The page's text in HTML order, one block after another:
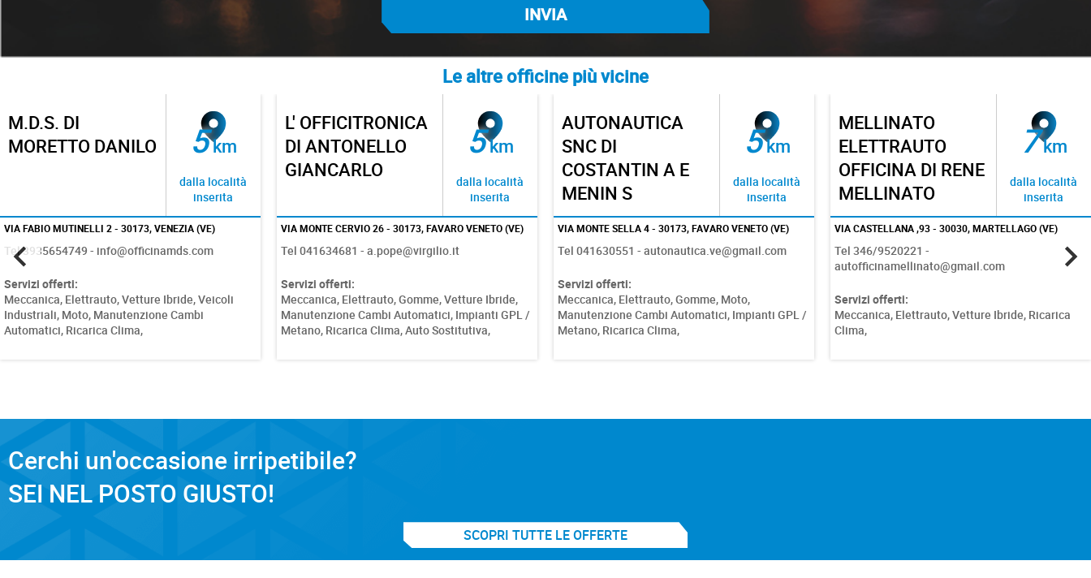
Le altre officine più vicine
M.D.S. DI
MORETTO DANILO
5km
dalla località
inserita
VIA FABIO MUTINELLI 2 - 30173, VENEZIA (VE)
Tel 3935654749 - info@officinamds.com
Servizi offerti:
Meccanica, Elettrauto,Vetture Ibride,Veicoli
Industriali, Moto, Manutenzione Cambi
Automatici, Ricarica Clima,
L' OFFICITRONICA
DI ANTONELLO
GIANCARLO
5km
dalla località
inserita
VIA MONTE CERVIO 26 - 30173, FAVARO VENETO (VE)
Tel 041634681 - a.pope@virgilio.it
Servizi offerti:
Meccanica, Elettrauto,Gomme,Vetture Ibride,
Manutenzione Cambi Automatici, Impianti GPL /
Metano, Ricarica Clima,Auto Sostitutiva,
AUTONAUTICA
SNC DI
COSTANTIN A E
MENIN S
5km
dalla località
inserita
VIA MONTE SELLA 4 - 30173, FAVARO VENETO (VE)
Tel 041630551 - autonautica.ve@gmail.com
Servizi offerti:
Meccanica, Elettrauto,Gomme, Moto,
Manutenzione Cambi Automatici, Impianti GPL /
Metano, Ricarica Clima,
MELLINATO
ELETTRAUTO
OFFICINA DI RENE
MELLINATO
7km
dalla località
inserita
VIA CASTELLANA ,93 - 30030, MARTELLAGO (VE)
Tel 346/9520221 -
autofficinamellinato@gmail.com
Servizi offerti:
Meccanica, Elettrauto,Vetture Ibride, Ricarica
Clima,
Cerchi un'occasione irripetibile?
SEI NEL POSTO GIUSTO!
SCOPRI TUTTE LE OFFERTE